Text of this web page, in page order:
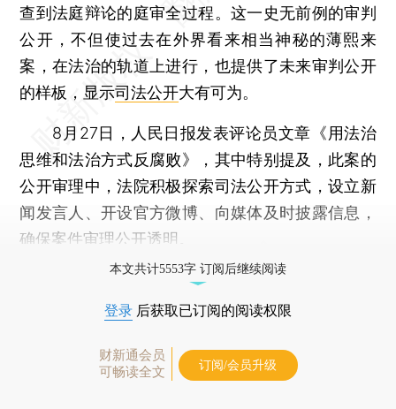
查到法庭辩论的庭审全过程。这一史无前例的审判
公开，不但使过去在外界看来相当神秘的薄熙来
案，在法治的轨道上进行，也提供了未来审判公开
的样板，显示司法公开大有可为。
8月27日，人民日报发表评论员文章《用法治
思维和法治方式反腐败》，其中特别提及，此案的
公开审理中，法院积极探索司法公开方式，设立新
闻发言人、开设官方微博、向媒体及时披露信息，
确保案件审理公开透明。
本文共计5553字 订阅后继续阅读
登录 后获取已订阅的阅读权限
财新通会员
可畅读全文
订阅/会员升级